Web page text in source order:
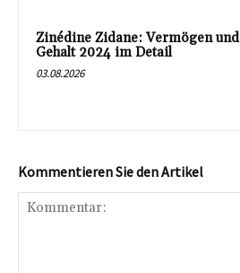
Zinédine Zidane: Vermögen und
Gehalt 2024 im Detail
03.08.2026
Kommentieren Sie den Artikel